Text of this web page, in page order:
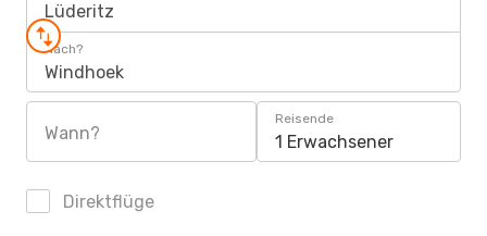
Lüderitz
Nach?
Windhoek
Wann?
Reisende
1 Erwachsener
Direktflüge